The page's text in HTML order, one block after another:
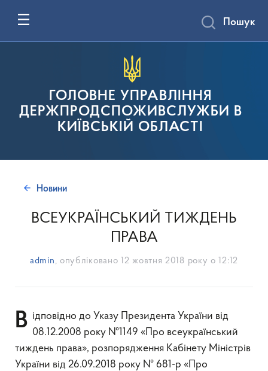
ГОЛОВНЕ УПРАВЛІННЯ
ДЕРЖПРОДСПОЖИВСЛУЖБИ В
КИЇВСЬКІЙ ОБЛАСТІ
Пошук
Новини
ВСЕУКРАЇНСЬКИЙ ТИЖДЕНЬ
ПРАВА
admin , опубліковано 12 жовтня 2018 року о 12:12
Відповідно до Указу Президента України від 08.12.2008 року №1149 «Про всеукраїнський
тиждень права», розпорядження Кабінету Міністрів
України від 26.09.2018 року № 681-р «Про